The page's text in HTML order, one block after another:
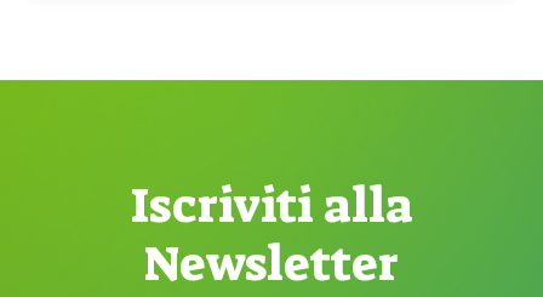
Iscriviti alla
Newsletter